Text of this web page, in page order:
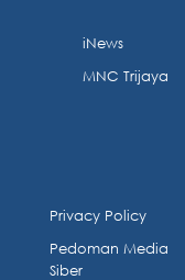
iNews
MNC Trijaya
Privacy Policy
Pedoman Media
Siber